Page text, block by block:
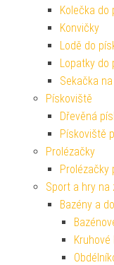
Kolečka do
Konvičky
Lodě do
Lopatky do
Sekačka
Pískoviště
Dřevěná
Pískoviště
Prolézačky
Prolézačky
Sport a hry na
Bazény a